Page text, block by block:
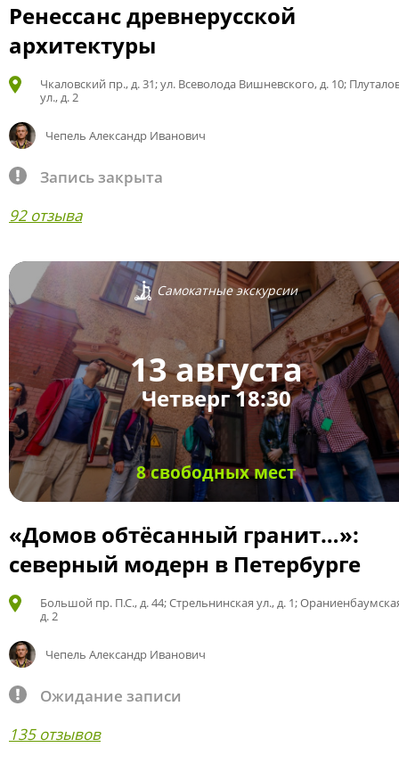
Ренессанс древнерусской
архитектуры
Чкаловский пр., д. 31; ул. Всеволода Вишневского, д. 10;
ул., д. 2
Чепель Александр Иванович
Запись закрыта
92 отзыва
Самокатные экскурсии
13 августа
Четверг 18:30
8 свободных мест
«Домов обтёсанный гранит…»:
северный модерн в Петербурге
Большой пр. П.С., д. 44; Стрельнинская ул., д. 1;
д. 2
Чепель Александр Иванович
Ожидание записи
135 отзывов